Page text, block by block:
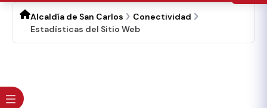
Alcaldía de San Carlos
Conectividad
Estadísticas del Sitio Web